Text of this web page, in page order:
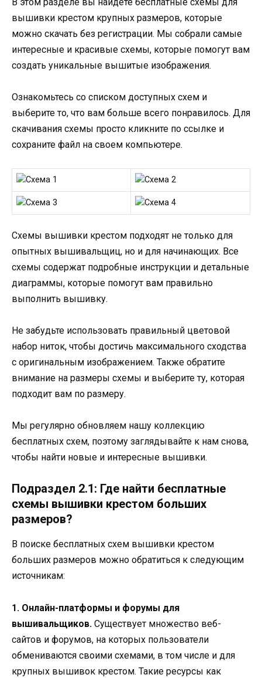
вышивки крестом крупных размеров, которые
можно скачать без регистрации. Мы собрали самые
интересные и красивые схемы, которые помогут вам
создать уникальные вышитые изображения.
Ознакомьтесь со списком доступных схем и
выберите то, что вам больше всего понравилось. Для
скачивания схемы просто кликните по ссылке и
сохраните файл на своем компьютере.
Схемы вышивки крестом подходят не только для
опытных вышивальщиц, но и для начинающих. Все
схемы содержат подробные инструкции и детальные
диаграммы, которые помогут вам правильно
выполнить вышивку.
Не забудьте использовать правильный цветовой
набор ниток, чтобы достичь максимального сходства
с оригинальным изображением. Также обратите
внимание на размеры схемы и выберите ту, которая
подходит вам по размеру.
Мы регулярно обновляем нашу коллекцию
бесплатных схем, поэтому заглядывайте к нам снова,
чтобы найти новые и интересные вышивки.
Подраздел 2.1: Где найти бесплатные
схемы вышивки крестом больших
размеров?
В поиске бесплатных схем вышивки крестом
больших размеров можно обратиться к следующим
источникам:
1. Онлайн-платформы и форумы для
вышивальщиков. Существует множество веб-
сайтов и форумов, на которых пользователи
обмениваются своими схемами, в том числе и для
крупных вышивок крестом. Такие ресурсы как